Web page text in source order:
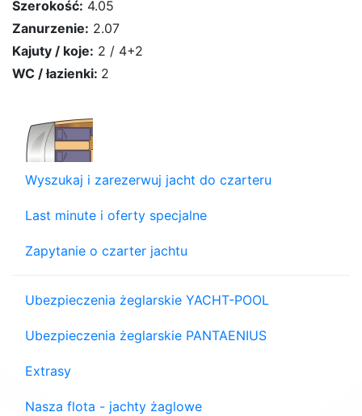
Szerokość: 4.05
Zanurzenie: 2.07
Kajuty / koje: 2 / 4+2
WC / łazienki: 2
Wyszukaj i zarezerwuj jacht do czarteru
Last minute i oferty specjalne
Zapytanie o czarter jachtu
Ubezpieczenia żeglarskie YACHT-POOL
Ubezpieczenia żeglarskie PANTAENIUS
Extrasy
Nasza flota - jachty żaglowe